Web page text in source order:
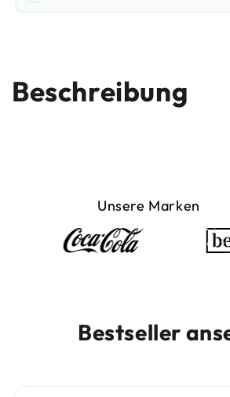
Beschreibung
Unsere Marken
Bestseller